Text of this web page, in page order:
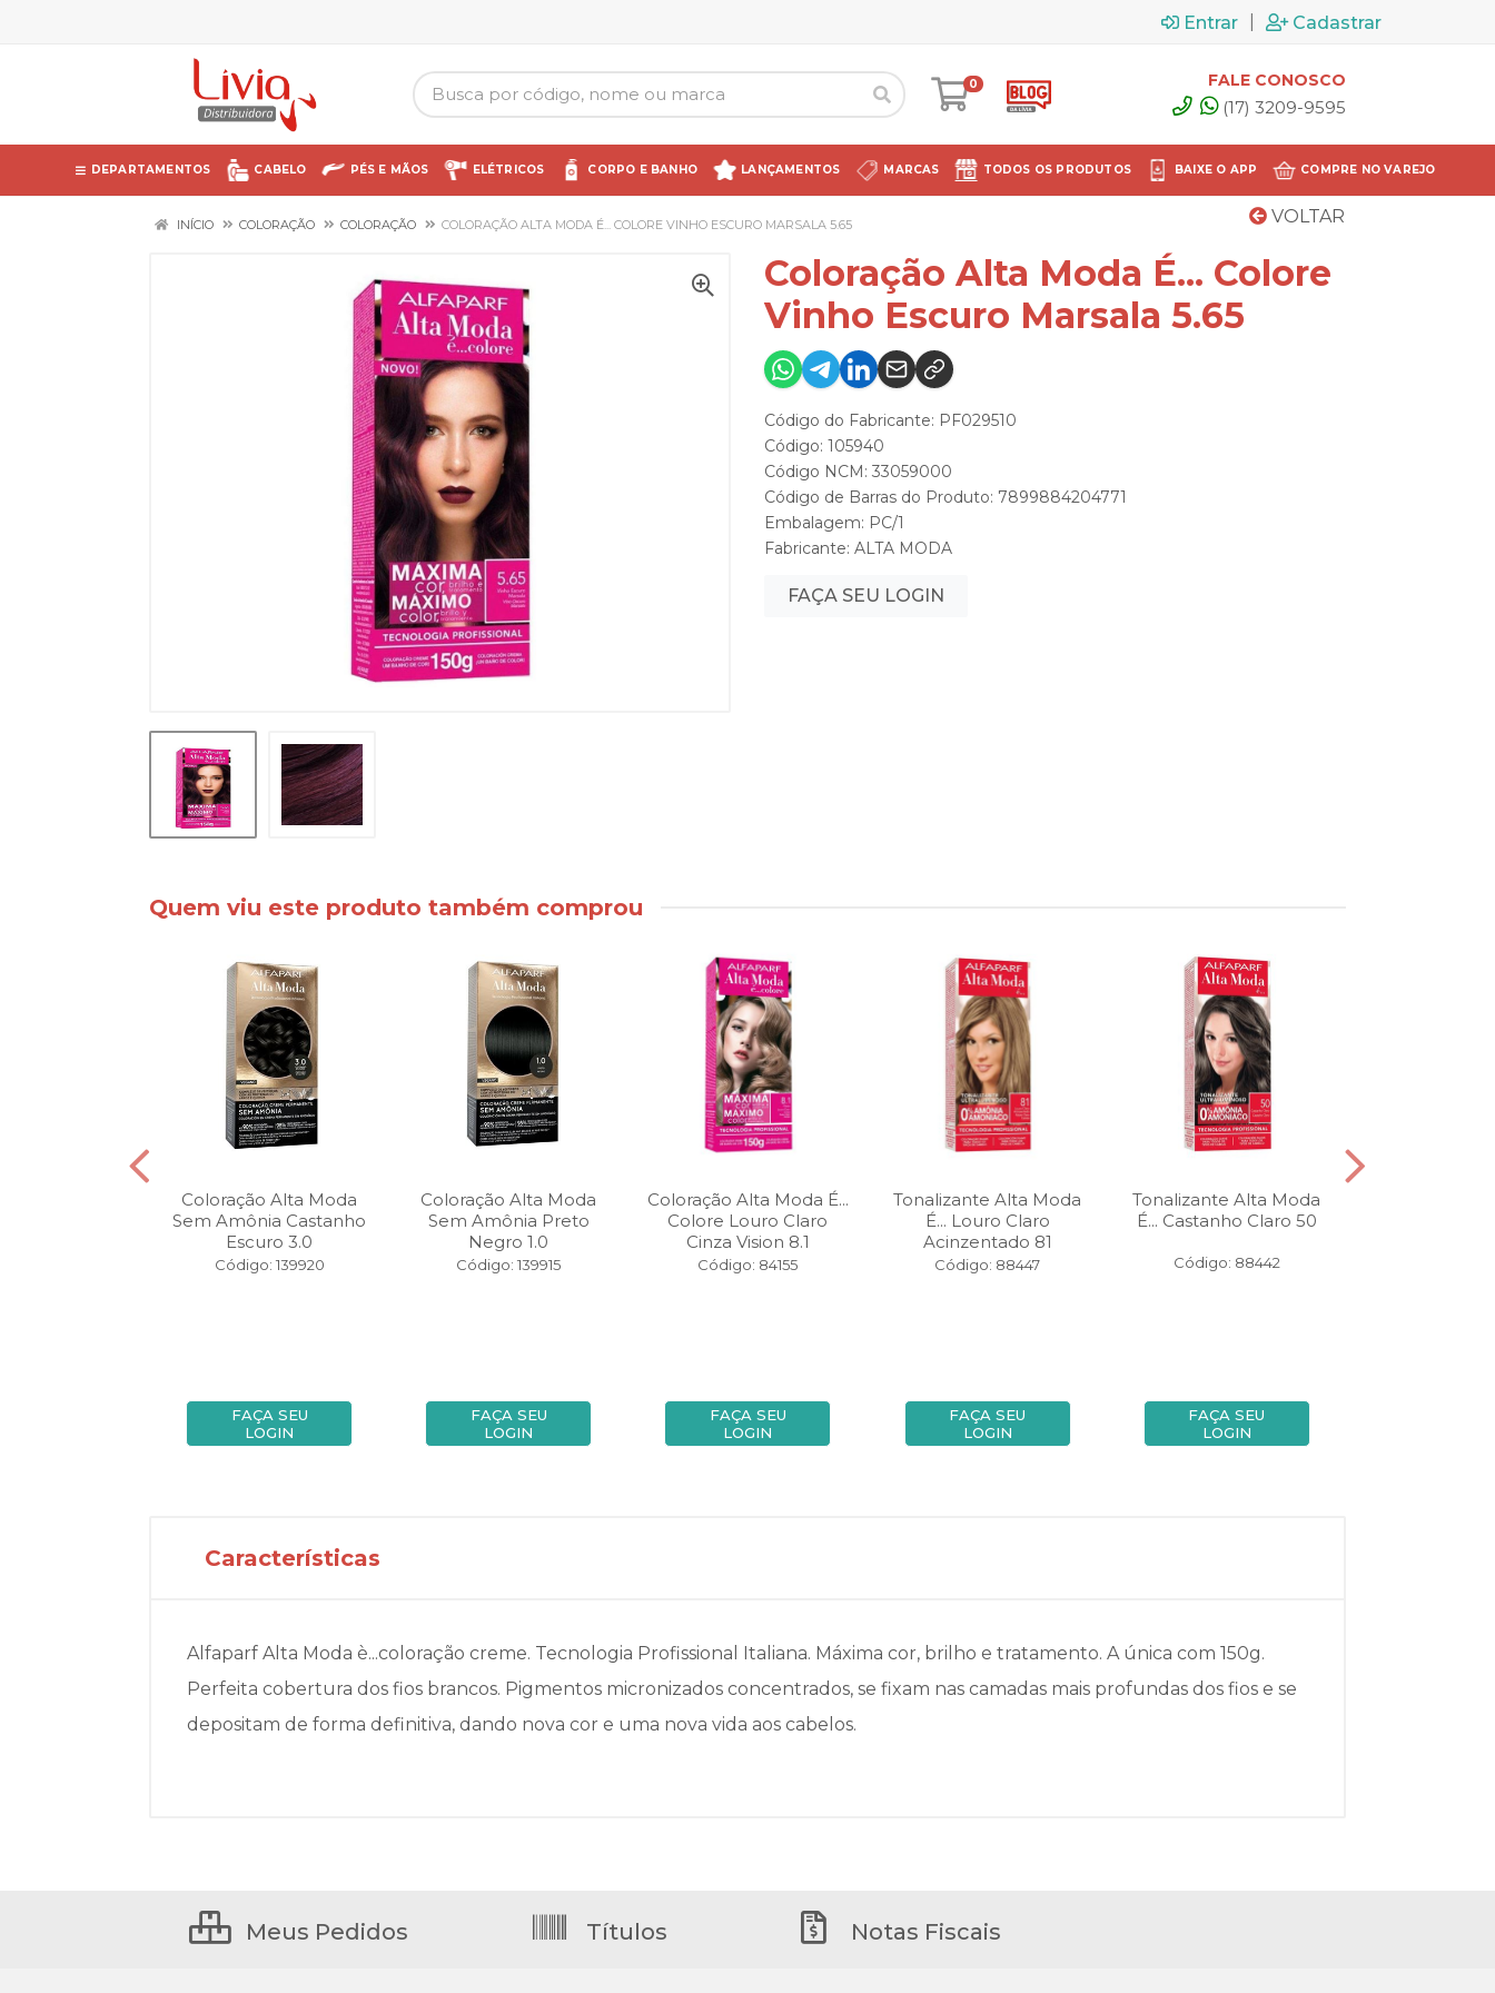
Entrar Cadastrar
0 FALE CONOSCO
(17) 3209-9595
DEPARTAMENTOS CABELO PÉS E MÃOS ELÉTRICOS CORPO E BANHO LANÇAMENTOS MARCAS TODOS OS PRODUTOS BAIXE O APP COMPRE NO VAREJO
VOLTAR
INÍCIO COLORAÇÃO COLORAÇÃO COLORAÇÃO ALTA MODA É... COLORE VINHO ESCURO MARSALA 5.65
Coloração Alta Moda É... Colore
Vinho Escuro Marsala 5.65
Código do Fabricante: PF029510
Código: 105940
Código NCM: 33059000
Código de Barras do Produto: 7899884204771
Embalagem: PC/1
Fabricante: ALTA MODA
FAÇA SEU LOGIN
Quem viu este produto também comprou
Coloração Alta Moda
Sem Amônia Castanho
Escuro 3.0
Código: 139920
FAÇA SEU
LOGIN
Coloração Alta Moda
Sem Amônia Preto
Negro 1.0
Código: 139915
FAÇA SEU
LOGIN
Coloração Alta Moda É...
Colore Louro Claro
Cinza Vision 8.1
Código: 84155
FAÇA SEU
LOGIN
Tonalizante Alta Moda
É... Louro Claro
Acinzentado 81
Código: 88447
FAÇA SEU
LOGIN
Tonalizante Alta Moda
É... Castanho Claro 50
Código: 88442
FAÇA SEU
LOGIN
Características
Alfaparf Alta Moda è...coloração creme. Tecnologia Profissional Italiana. Máxima cor, brilho e tratamento. A única com 150g.
Perfeita cobertura dos fios brancos. Pigmentos micronizados concentrados, se fixam nas camadas mais profundas dos fios e se
depositam de forma definitiva, dando nova cor e uma nova vida aos cabelos.
Meus Pedidos Títulos Notas Fiscais